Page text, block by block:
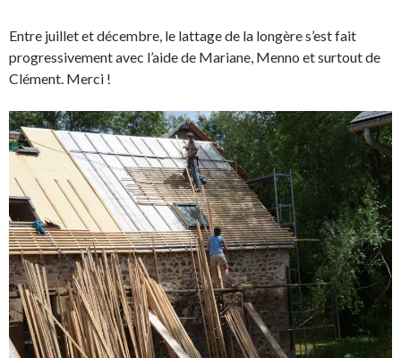
Entre juillet et décembre, le lattage de la longère s’est fait
progressivement avec l’aide de Mariane, Menno et surtout de
Clément. Merci !